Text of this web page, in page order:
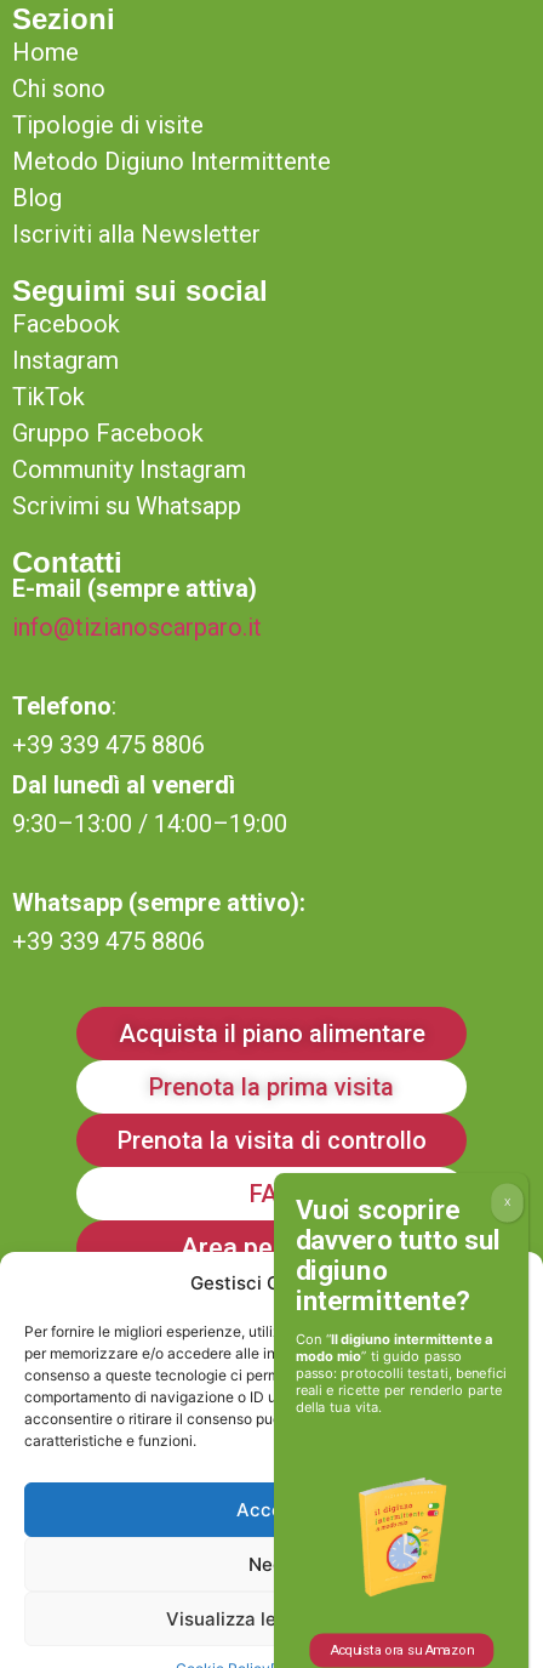
Gestisci Consenso
Per fornire le migliori esperienze, utilizziamo tecnologie come i cookie
per memorizzare e/o accedere alle informazioni del dispositivo. Il
consenso a queste tecnologie ci permetterà di elaborare dati come il
comportamento di navigazione o ID unici su questo sito. Non
acconsentire o ritirare il consenso può influire negativamente su alcune
caratteristiche e funzioni.
Accetta
Nega
Visualizza le preferenze
Sezioni
Home
Chi sono
Tipologie di visite
Metodo Digiuno Intermittente
Blog
Iscriviti alla Newsletter
Seguimi sui social
Facebook
Instagram
TikTok
Gruppo Facebook
Community Instagram
Scrivimi su Whatsapp
Contatti
E-mail (sempre attiva)
info@tizianoscarparo.it
Telefono:
+39 339 475 8806
Dal lunedì al venerdì
9:30–13:00 / 14:00–19:00
Whatsapp (sempre attivo):
+39 339 475 8806
Acquista il piano alimentare
Prenota la prima visita
Prenota la visita di controllo
FAQ
Area personale
Iscriviti alla Newsletter
Informativa sulla Privacy
Viviamoinforma stp srl
P.IVA e Cod.Fisc: 17506171002
Via Caio Canuleio 127, Roma
Con “Il digiuno intermittente a
modo mio” ti guido passo
passo: protocolli testati, benefici
reali e ricette per renderlo parte
della tua vita.
Acquista ora su Amazon